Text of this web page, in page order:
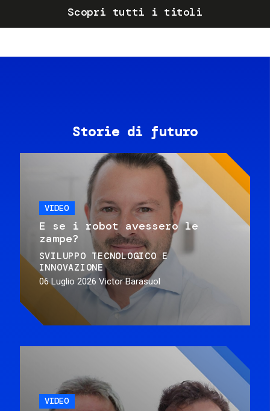
Scopri tutti i titoli
Storie di futuro
VIDEO
E se i robot avessero le
zampe?
SVILUPPO TECNOLOGICO E
INNOVAZIONE
06 Luglio 2026 Victor Barasuol
VIDEO